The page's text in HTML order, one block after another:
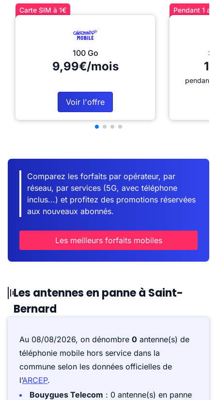
Carte SIM à 1€
100 Go
9,99€/mois
Voir l'offre
Pendant 1
pendant
Comparez les forfaits par opérateur, par
réseau, par services (5G, avec téléphone
inclus...) et profitez des promotions réservées
aux nouveaux abonnés.
Les meilleurs forfaits mobiles
Les antennes en panne à Saint-
Bernard
Au 08/08/2026, on dénombre 0 antenne(s) de
téléphonie mobile hors service dans la
commune selon les données officielles de
l’ARCEP.
Bouygues Telecom : 0 antenne(s) en panne